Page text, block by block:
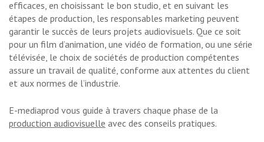
efficaces, en choisissant le bon studio, et en suivant les
étapes de production, les responsables marketing peuvent
garantir le succès de leurs projets audiovisuels. Que ce soit
pour un film d’animation, une vidéo de formation, ou une série
télévisée, le choix de sociétés de production compétentes
assure un travail de qualité, conforme aux attentes du client
et aux normes de l’industrie.
E-mediaprod vous guide à travers chaque phase de la
production audiovisuelle avec des conseils pratiques.